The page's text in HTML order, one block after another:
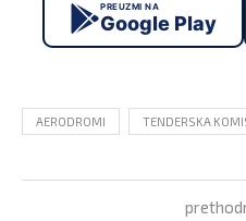
PREUZMI NA
Google Play
AERODROMI TENDERSKA